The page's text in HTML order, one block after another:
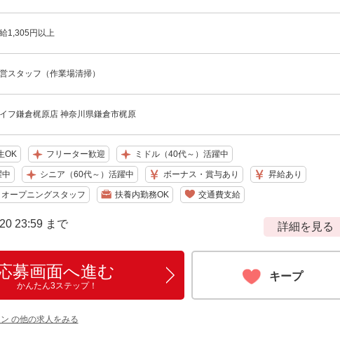
1,305円以上
スタッフ（作業場清掃）
フ鎌倉梶原店 神奈川県鎌倉市梶原
OK フリーター歓迎 ミドル（40代～）活躍中
中 シニア（60代～）活躍中 ボーナス・賞与あり 昇給あり
オープニングスタッフ 扶養内勤務OK 交通費支給
23:59 まで 詳細を見る
募画面へ進む
かんたん3ステップ！
キープ
の他の求人をみる